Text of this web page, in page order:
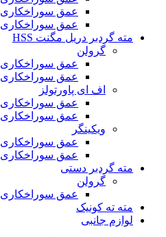
عمق سوراخکاری ۷۵ میلی‌متر
عمق سوراخکاری ۱۰۰ میلی‌متر
مته گردبر دریل مگنت HSS
گرولن
عمق سوراخکاری ۳۰ میلی‌متر
عمق سوراخکاری ۵۰ میلی‌متر
اف ای پاورتولز
عمق سوراخکاری ۳۰ میلی‌متر
عمق سوراخکاری ۵۰ میلی‌متر
ویکینگر
عمق سوراخکاری ۳۰ میلی‌متر
عمق سوراخکاری ۵۰ میلی‌متر
مته گردبر دستی
گرولن
عمق سوراخکاری ۵ میلی‌متر
مته ته کونیک
لوازم جانبی